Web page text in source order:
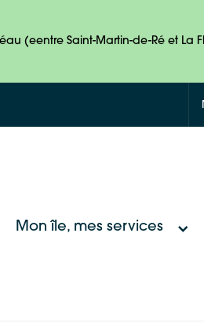
(eentre Saint-Martin-de-Ré et La
Mon île, mes services